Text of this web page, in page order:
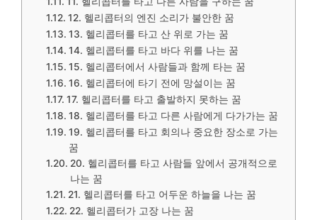
12. 헬리콥터의 엔진 소리가 불안한 꿈
13. 헬리콥터를 타고 산 위로 가는 꿈
14. 헬리콥터를 타고 바다 위를 나는 꿈
15. 헬리콥터에서 사람들과 함께 타는 꿈
16. 헬리콥터에 타기 전에 망설이는 꿈
17. 헬리콥터를 타고 출발하지 못하는 꿈
18. 헬리콥터를 타고 다른 사람에게 다가가는 꿈
19. 헬리콥터를 타고 회의나 중요한 장소로 가는
꿈
20. 헬리콥터를 타고 사람들 앞에서 공개적으로
나는 꿈
21. 헬리콥터를 타고 어두운 하늘을 나는 꿈
22. 헬리콥터가 고장 나는 꿈